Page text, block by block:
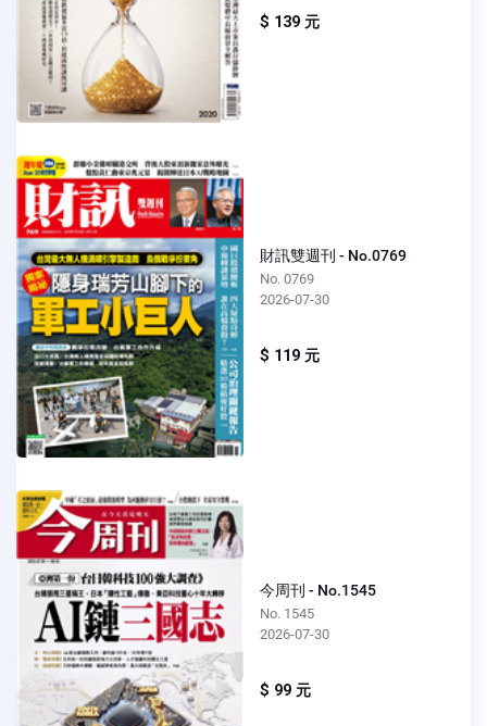
$ 139 元
財訊雙週刊 - No.0769
No. 0769
2026-07-30
$ 119 元
今周刊 - No.1545
No. 1545
2026-07-30
$ 99 元